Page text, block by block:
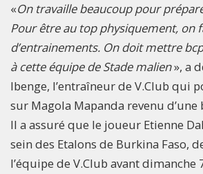
«On travaille beaucoup pour
Pour être au top physiquement, on
d’entrainements. On doit mettre
à cette équipe de Stade malien», a
Ibenge, l’entraîneur de V.Club qui
sur Magola Mapanda revenu d’une
Il a assuré que le joueur Etienne
sein des Etalons de Burkina Faso,
l’équipe de V.Club avant